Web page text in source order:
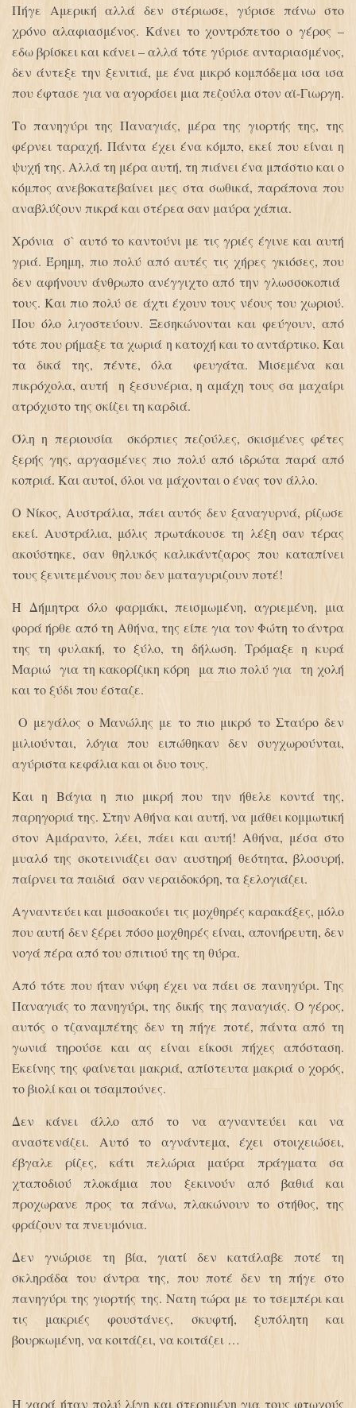
Πήγε Αμερική αλλά δεν στέριωσε, γύρισε πάνω στο
χρόνο αλαφιασμένος. Κάνει το χοντρόπετσο ο γέρος –
εδω βρίσκει και κάνει – αλλά τότε γύρισε ανταριασμένος,
δεν άντεξε την ξενιτιά, με ένα μικρό κομπόδεμα ισα ισα
που έφτασε για να αγοράσει μια πεζούλα στον αϊ-Γιωργη.
Το πανηγύρι της Παναγιάς, μέρα της γιορτής της, της
φέρνει ταραχή. Πάντα έχει ένα κόμπο, εκεί που είναι η
ψυχή της. Αλλά τη μέρα αυτή, τη πιάνει ένα μπάστιο και ο
κόμπος ανεβοκατεβαίνει μες στα σωθικά, παράπονα που
αναβλύζουν πικρά και στέρεα σαν μαύρα χάπια.
Χρόνια σ` αυτό το καντούνι με τις γριές έγινε και αυτή
γριά. Έρημη, πιο πολύ από αυτές τις χήρες γκιόσες, που
δεν αφήνουν άνθρωπο ανέγγιχτο από την γλωσσοκοπιά
τους. Και πιο πολύ σε άχτι έχουν τους νέους του χωριού.
Που όλο λιγοστεύουν. Ξεσηκώνονται και φεύγουν, από
τότε που ρήμαξε τα χωριά η κατοχή και το αντάρτικο. Και
τα δικά της, πέντε, όλα φευγάτα. Μισεμένα και
πικρόχολα, αυτή η ξεσυνέρια, η αμάχη τους σα μαχαίρι
ατρόχιστο της σκίζει τη καρδιά.
Όλη η περιουσία σκόρπιες πεζούλες, σκισμένες φέτες
ξερής γης, αργασμένες πιο πολύ από ιδρώτα παρά από
κοπριά. Και αυτοί, όλοι να μάχονται ο ένας τον άλλο.
Ο Νίκος, Αυστράλια, πάει αυτός δεν ξαναγυρνά, ρίζωσε
εκεί. Αυστράλια, μόλις πρωτάκουσε τη λέξη σαν τέρας
ακούστηκε, σαν θηλυκός καλικάντζαρος που καταπίνει
τους ξενιτεμένους που δεν ματαγυριζουν ποτέ!
Η Δήμητρα όλο φαρμάκι, πεισμωμένη, αγριεμένη, μια
φορά ήρθε από τη Αθήνα, της είπε για τον Φώτη το άντρα
της τη φυλακή, το ξύλο, τη δήλωση. Τρόμαξε η κυρά
Μαριώ για τη κακορίζικη κόρη μα πιο πολύ για τη χολή
και το ξύδι που έσταζε.
Ο μεγάλος ο Μανώλης με το πιο μικρό το Σταύρο δεν
μιλιούνται, λόγια που ειπώθηκαν δεν συγχωρούνται,
αγύριστα κεφάλια και οι δυο τους.
Και η Βάγια η πιο μικρή που την ήθελε κοντά της,
παρηγοριά της. Στην Αθήνα και αυτή, να μάθει κομμωτική
στον Αμάραντο, λέει, πάει και αυτή! Αθήνα, μέσα στο
μυαλό της σκοτεινιάζει σαν αυστηρή θεότητα, βλοσυρή,
παίρνει τα παιδιά σαν νεραιδοκόρη, τα ξελογιάζει.
Αγναντεύει και μισοακούει τις μοχθηρές καρακάξες, μόλο
που αυτή δεν ξέρει πόσο μοχθηρές είναι, απονήρευτη, δεν
νογά πέρα από του σπιτιού της τη θύρα.
Από τότε που ήταν νύφη έχει να πάει σε πανηγύρι. Της
Παναγιάς το πανηγύρι, της δικής της παναγιάς. Ο γέρος,
αυτός ο τζαναμπέτης δεν τη πήγε ποτέ, πάντα από τη
γωνιά τηρούσε και ας είναι είκοσι πήχες απόσταση.
Εκείνης της φαίνεται μακριά, απίστευτα μακριά ο χορός,
το βιολί και οι τσαμπούνες.
Δεν κάνει άλλο από το να αγναντεύει και να
αναστενάζει. Αυτό το αγνάντεμα, έχει στοιχειώσει,
έβγαλε ρίζες, κάτι πελώρια μαύρα πράγματα σα
χταποδιού πλοκάμια που ξεκινούν από βαθιά και
προχωρανε προς τα πάνω, πλακώνουν το στήθος, της
φράζουν τα πνευμόνια.
Δεν γνώρισε τη βία, γιατί δεν κατάλαβε ποτέ τη
σκληράδα του άντρα της, που ποτέ δεν τη πήγε στο
πανηγύρι της γιορτής της. Νατη τώρα με το τσεμπέρι και
τις μακριές φουστάνες, σκυφτή, ξυπόλητη και
βουρκωμένη, να κοιτάζει, να κοιτάζει …
Η χαρά ήταν πολύ λίγη και στερημένη για τους φτωχούς